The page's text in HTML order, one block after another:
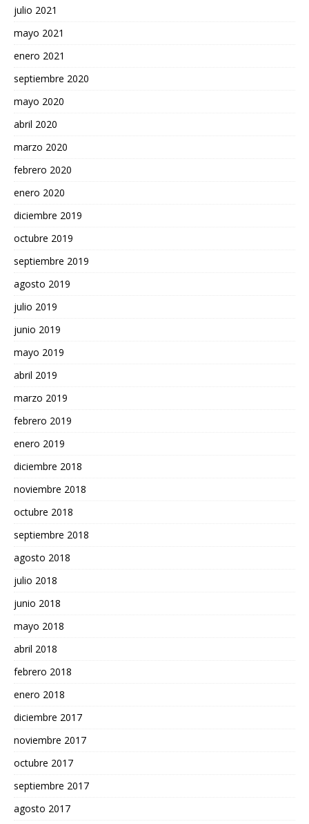
julio 2021
mayo 2021
enero 2021
septiembre 2020
mayo 2020
abril 2020
marzo 2020
febrero 2020
enero 2020
diciembre 2019
octubre 2019
septiembre 2019
agosto 2019
julio 2019
junio 2019
mayo 2019
abril 2019
marzo 2019
febrero 2019
enero 2019
diciembre 2018
noviembre 2018
octubre 2018
septiembre 2018
agosto 2018
julio 2018
junio 2018
mayo 2018
abril 2018
febrero 2018
enero 2018
diciembre 2017
noviembre 2017
octubre 2017
septiembre 2017
agosto 2017